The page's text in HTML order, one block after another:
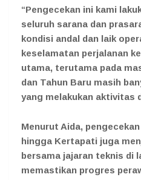
“Pengecekan ini kami
seluruh sarana dan
kondisi andal dan laik
keselamatan perjalanan
utama, terutama pada
dan Tahun Baru masih
yang melakukan aktivitas
Menurut Aida,
hingga Kertapati juga
bersama jajaran teknis di
memastikan progres